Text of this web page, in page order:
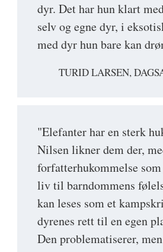
dyr. Det har hun klart
selv og egne dyr, i
med dyr hun bare kan
TURID LARSEN,
"Elefanter har en sterk
Nilsen likner dem der,
forfatterhukommelse
liv til barndommens
kan leses som et
dyrenes rett til en egen
Den problematiserer,